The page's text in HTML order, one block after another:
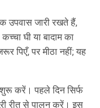
उपवास जारी रखते हैं,
घी या बादाम का
पिएँ, पर मीठा नहीं; यह
शुरू करें। पहले दिन सिर्फ
रीत से पालन करें। इस